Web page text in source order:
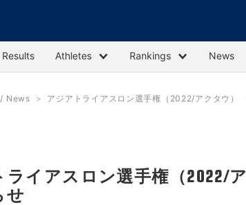
Results Athletes Rankings News
News アジアトライアスロン選手権（2022/アクタウ）
ライアスロン選手権（2022/
せ